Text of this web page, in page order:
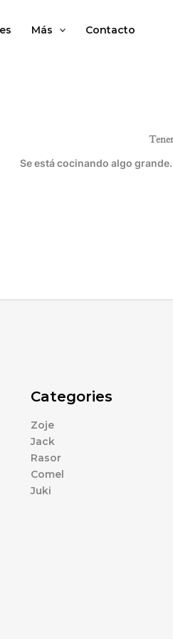
Más Contacto
Se está cocinando algo
Categories
Zoje
Jack
Rasor
Comel
Juki